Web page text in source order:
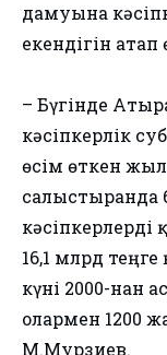
дамуына
екендігін атап
– Бүгінде
кәсіпкерлік
өсім өткен
салыстырғанда
16,1 млрд
күні 2000-нан
олармен 1200
М.Мурзиев.